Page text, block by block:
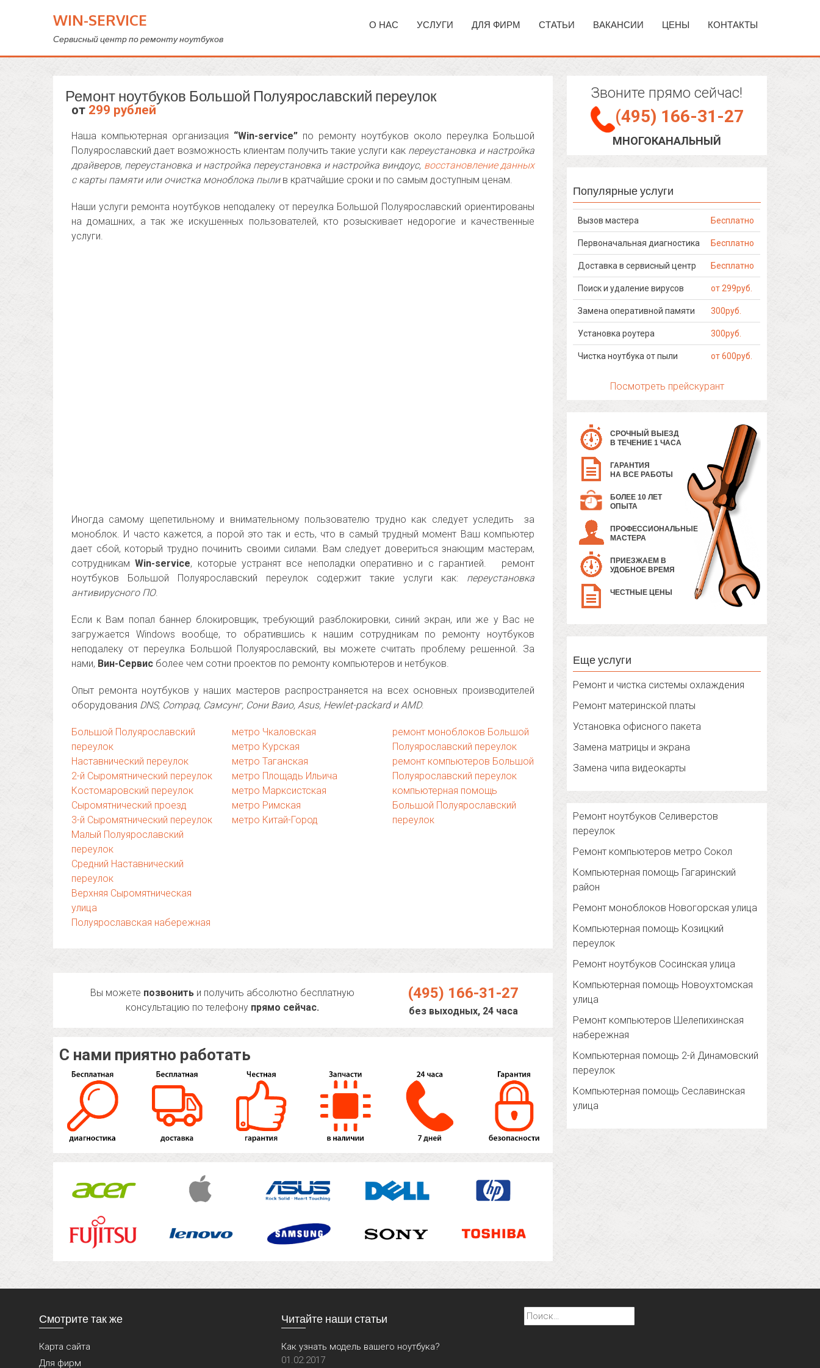
WIN-SERVICE
Сервисный центр по ремонту ноутбуков
О НАС УСЛУГИ ДЛЯ ФИРМ СТАТЬИ ВАКАНСИИ ЦЕНЫ КОНТАКТЫ
Ремонт ноутбуков Большой Полуярославский переулок
от 299 рублей
Наша компьютерная организация “Win-service” по ремонту ноутбуков около переулка Большой
Полуярославский дает возможность клиентам получить такие услуги как переустановка и настройка
драйверов, переустановка и настройка переустановка и настройка виндоус, восстановление данных
с карты памяти или очистка моноблока пылив кратчайшие сроки и по самым доступным ценам.
Наши услуги ремонта ноутбуков неподалеку от переулка Большой Полуярославский ориентированы
на домашних, а так же искушенных пользователей, кто розыскивает недорогие и качественные
услуги.
Иногда самому щепетильному и внимательному пользователю трудно как следует уследить за
моноблок. И часто кажется, а порой это так и есть, что в самый трудный момент Ваш компьютер
дает сбой, который трудно починить своими силами. Вам следует довериться знающим мастерам,
сотрудникамWin-service, которые устранят все неполадки оперативно и с гарантией. ремонт
ноутбуков Большой Полуярославский переулок содержит такие услуги как: переустановка
антивирусного ПО.
Если к Вам попал баннер блокировщик, требующий разблокировки, синий экран, или же у Вас не
загружается Windows вообще, то обратившись к нашим сотрудникам по ремонту ноутбуков
неподалеку от переулка Большой Полуярославский, вы можете считать проблему решенной. За
нами, Вин-Сервис более чем сотни проектов по ремонту компьютеров и нетбуков.
Опыт ремонта ноутбуков у наших мастеров распространяется на всех основных производителей
оборудования DNS, Compaq, Самсунг, Сони Ваио, Asus, Hewlet-packard и AMD.
Большой Полуярославский
переулок
Наставнический переулок
2-й Сыромятнический переулок
Костомаровский переулок
Сыромятнический проезд
3-й Сыромятнический переулок
Малый Полуярославский
переулок
Средний Наставнический
переулок
Верхняя Сыромятническая
улица
Полуярославская набережная
метро Чкаловская
метро Курская
метро Таганская
метро Площадь Ильича
метро Марксистская
метро Римская
метро Китай-Город
ремонт моноблоков Большой
Полуярославский переулок
ремонт компьютеров Большой
Полуярославский переулок
компьютерная помощь
Большой Полуярославский
переулок
Вы можете позвонить и получить абсолютно бесплатную
консультацию по телефону прямо сейчас.
(495) 166-31-27
без выходных, 24 часа
С нами приятно работать
Звоните прямо сейчас!
(495) 166-31-27
МНОГОКАНАЛЬНЫЙ
Популярные услуги
Вызов мастера Бесплатно
Первоначальная диагностика Бесплатно
Доставка в сервисный центр Бесплатно
Поиск и удаление вирусов от 299руб.
Замена оперативной памяти 300руб.
Установка роутера 300руб.
Чистка ноутбука от пыли от 600руб.
Посмотреть прейскурант
СРОЧНЫЙ ВЫЕЗД
В ТЕЧЕНИЕ 1 ЧАСА
ГАРАНТИЯ
НА ВСЕ РАБОТЫ
БОЛЕЕ 10 ЛЕТ
ОПЫТА
ПРОФЕССИОНАЛЬНЫЕ
МАСТЕРА
ПРИЕЗЖАЕМ В
УДОБНОЕ ВРЕМЯ
ЧЕСТНЫЕ ЦЕНЫ
Еще услуги
Ремонт и чистка системы охлаждения
Ремонт материнской платы
Установка офисного пакета
Замена матрицы и экрана
Замена чипа видеокарты
Ремонт ноутбуков Селиверстов
переулок
Ремонт компьютеров метро Сокол
Компьютерная помощь Гагаринский
район
Ремонт моноблоков Новогорская улица
Компьютерная помощь Козицкий
переулок
Ремонт ноутбуков Сосинская улица
Компьютерная помощь Новоухтомская
улица
Ремонт компьютеров Шелепихинская
набережная
Компьютерная помощь 2-й Динамовский
переулок
Компьютерная помощь Сеславинская
улица
Смотрите так же
Карта сайта
Для фирм
Читайте наши статьи
Как узнать модель вашего ноутбука?
01.02.2017
Найти: